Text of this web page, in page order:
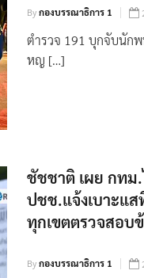
Byกองบรรณาธิการ 1
ตำรวจ 191 บุกจับนัก
หญ […]
ชัชชาติ เผย กทม
ปชช.แจ้งเบาะแ
ทุกเขตตรวจสอ
Byกองบรรณาธิการ 1